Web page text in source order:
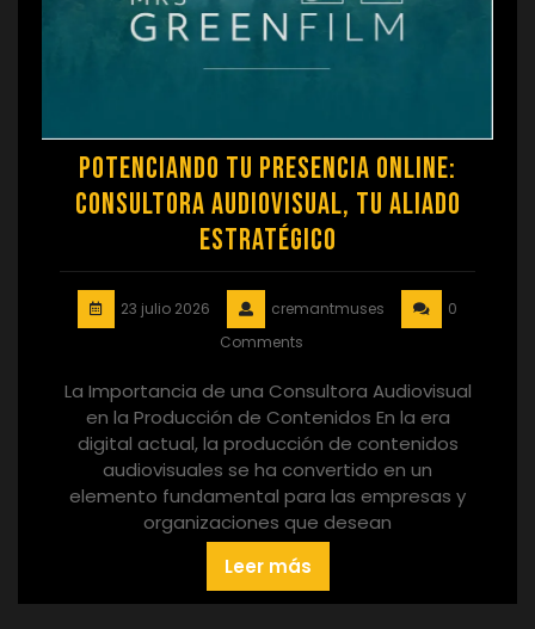
Potenciando tu Presencia Online:
Consultora Audiovisual, tu Aliado
Estratégico
23 julio 2026 cremantmuses
0
Comments
La Importancia de una Consultora Audiovisual
en la Producción de Contenidos En la era
digital actual, la producción de contenidos
audiovisuales se ha convertido en un
elemento fundamental para las empresas y
organizaciones que desean
Leer más